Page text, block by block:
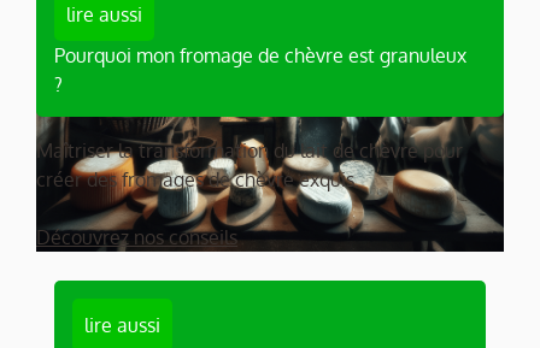
lire aussi
Pourquoi mon fromage de chèvre est granuleux
?
Maîtriser la transformation du lait de chèvre pour
créer des fromages de chèvre exquis.
Découvrez nos conseils
lire aussi